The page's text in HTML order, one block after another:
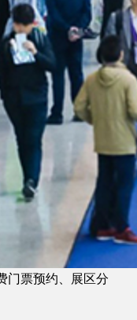
门票预约、展区分